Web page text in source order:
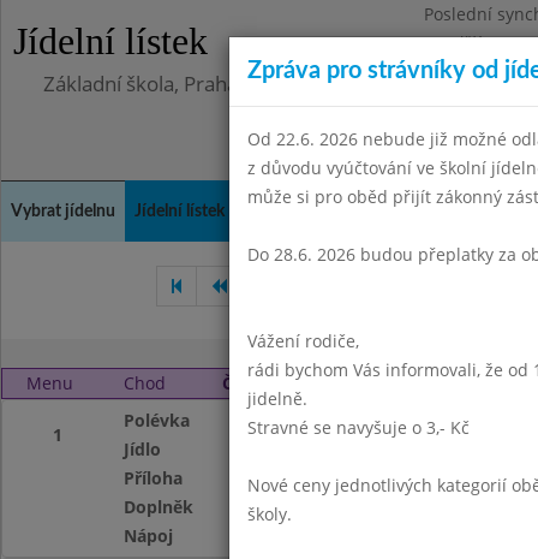
Jídelní lístek
Poslední
Pondělí
Základní škola, Praha 4, Na Líše 16
Vybrat jídelnu Jídelní lístek Kontakty a informace
Menu Chod Čtvrtek 1. 11. 2007
1
Polévka
Ze steril.hrášku
Jídlo
Příloha
dušená rýže
Doplněk
Nápoj
Zpráva pro strávníky od
Od 22.6. 2026 nebude již možné
z důvodu vyúčtování ve školní
může si pro oběd přijít zákonný
Do 28.6. 2026 budou přeplatky za
Vážení rodiče,
rádi bychom Vás informovali, že od
jidelně.
Stravné se navyšuje o 3,- Kč
Nové ceny jednotlivých kategorií
školy.